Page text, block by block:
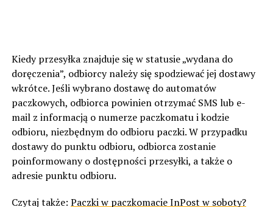
Kiedy przesyłka znajduje się w statusie „wydana do
doręczenia”, odbiorcy należy się spodziewać jej dostawy
wkrótce. Jeśli wybrano dostawę do automatów
paczkowych, odbiorca powinien otrzymać SMS lub e-
mail z informacją o numerze paczkomatu i kodzie
odbioru, niezbędnym do odbioru paczki. W przypadku
dostawy do punktu odbioru, odbiorca zostanie
poinformowany o dostępności przesyłki, a także o
adresie punktu odbioru.
Czytaj także: Paczki w paczkomacie InPost w soboty?